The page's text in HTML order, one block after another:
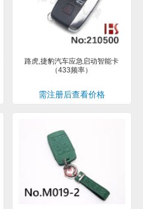
路虎,捷豹汽车应急启动智能卡
（433频率）
需注册后查看价格